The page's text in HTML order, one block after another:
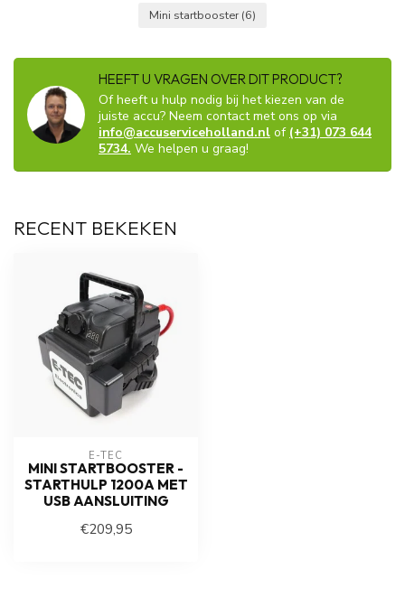
Mini startbooster (6)
HEEFT U VRAGEN OVER DIT PRODUCT?
Of heeft u hulp nodig bij het kiezen van de
juiste accu? Neem contact met ons op via
info@accuserviceholland.nl of (+31) 073 644
5734. We helpen u graag!
RECENT BEKEKEN
E-TEC
MINI STARTBOOSTER -
STARTHULP 1200A MET
USB AANSLUITING
€209,95